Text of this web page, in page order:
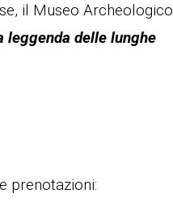
il Museo Archeologico
leggenda delle lunghe
prenotazioni: